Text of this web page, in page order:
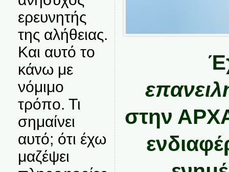
ερευνητής
της αλήθειας.
Και αυτό το
κάνω με
νόμιμο
τρόπο. Τι
σημαίνει
αυτό; ότι έχω
μαζέψει
στην